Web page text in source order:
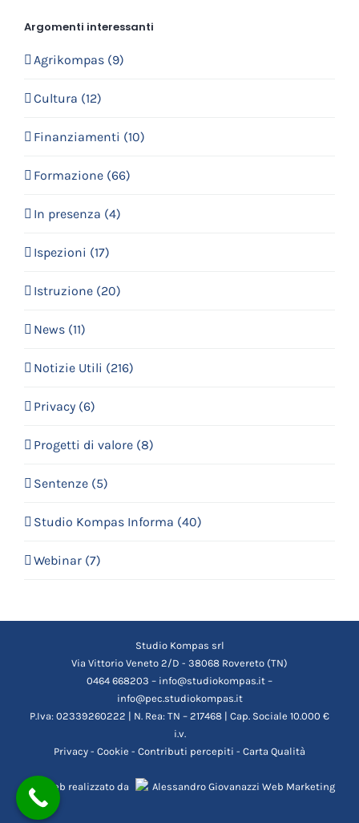
Argomenti interessanti
Agrikompas (9)
Cultura (12)
Finanziamenti (10)
Formazione (66)
In presenza (4)
Ispezioni (17)
Istruzione (20)
News (11)
Notizie Utili (216)
Privacy (6)
Progetti di valore (8)
Sentenze (5)
Studio Kompas Informa (40)
Webinar (7)
Studio Kompas srl
Via Vittorio Veneto 2/D - 38068 Rovereto (TN)
0464 668203 – info@studiokompas.it –
info@pec.studiokompas.it
P.Iva: 02339260222 | N. Rea: TN – 217468 | Cap. Sociale 10.000 €
i.v.
Privacy - Cookie - Contributi percepiti - Carta Qualità
Sito web realizzato da Alessandro Giovanazzi Web Marketing